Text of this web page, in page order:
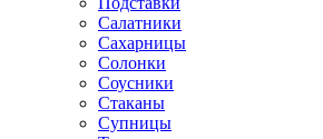
Салатники
Сахарницы
Солонки
Соусники
Стаканы
Супницы